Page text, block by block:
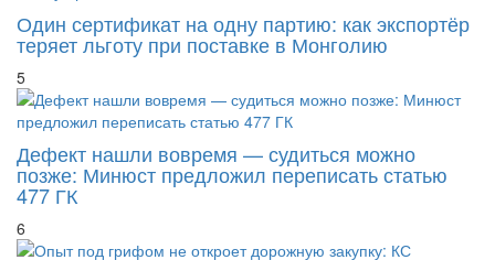
Один сертификат на одну партию: как экспортёр
теряет льготу при поставке в Монголию
5
Дефект нашли вовремя — судиться можно
позже: Минюст предложил переписать статью
477 ГК
6